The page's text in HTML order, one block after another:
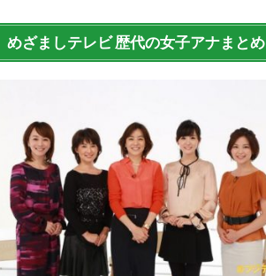
めざましテレビ 歴代の女子アナまとめ